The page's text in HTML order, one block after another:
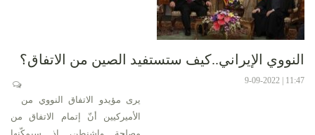
النووي الإيراني..كيف ستستفيد الصين من الاتفاق؟
11:47 | 9-09-2022
يرى مؤيدو الاتفاق النووي من
الأميركيين أنّ إتمام الاتفاق من